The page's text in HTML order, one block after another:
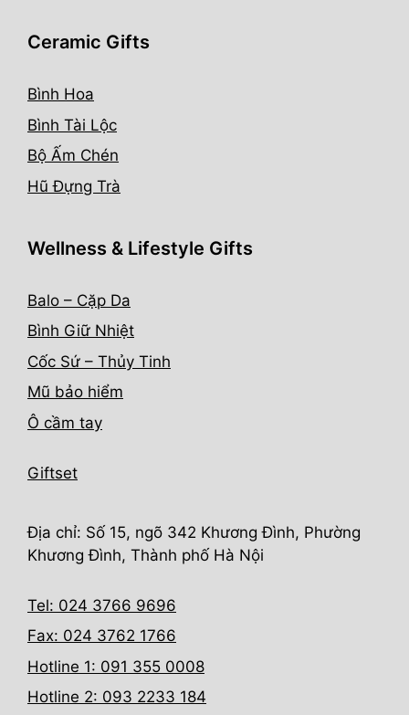
Ceramic Gifts
Bình Hoa
Bình Tài Lộc
Bộ Ấm Chén
Hũ Đựng Trà
Wellness & Lifestyle Gifts
Balo – Cặp Da
Bình Giữ Nhiệt
Cốc Sứ – Thủy Tinh
Mũ bảo hiểm
Ô cầm tay
Giftset
Địa chỉ: Số 15, ngõ 342 Khương Đình, Phường
Khương Đình, Thành phố Hà Nội
Tel: 024 3766 9696
Fax: 024 3762 1766
Hotline 1: 091 355 0008
Hotline 2: 093 2233 184